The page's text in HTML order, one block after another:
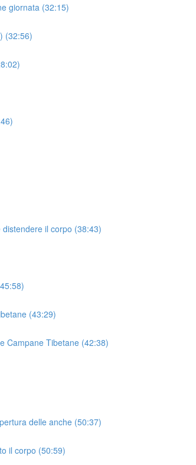
giornata (32:15)
(32:56)
il corpo (38:43)
(43:29)
Campane Tibetane (42:38)
delle anche (50:37)
il corpo (50:59)